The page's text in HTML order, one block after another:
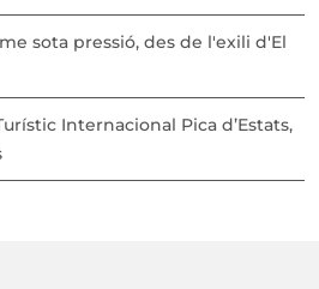
sota pressió, des de l'exili d'El
Internacional Pica d’Estats,